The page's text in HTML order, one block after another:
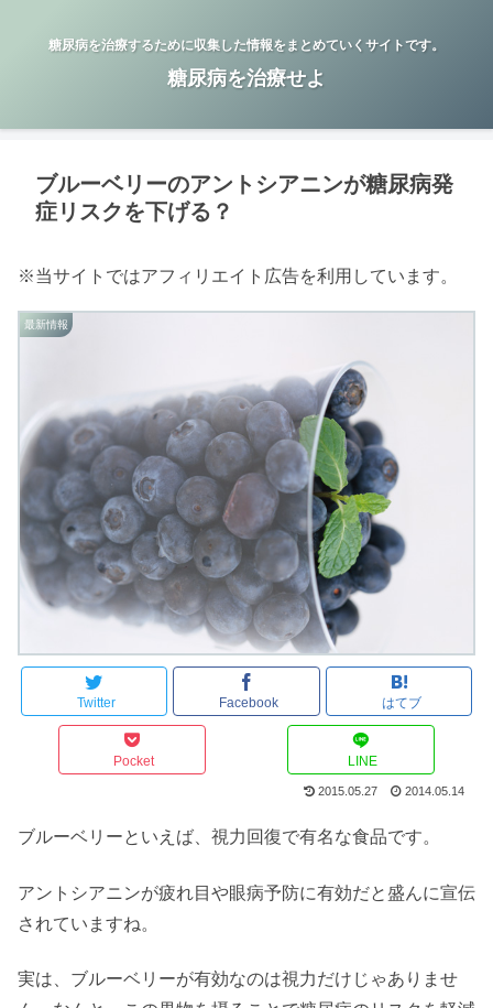
糖尿病を治療するために収集した情報をまとめていくサイトです。
糖尿病を治療せよ
ブルーベリーのアントシアニンが糖尿病発
症リスクを下げる？
※当サイトではアフィリエイト広告を利用しています。
最新情報
Twitter Facebook はてブ
Pocket LINE
2015.05.27 2014.05.14
ブルーベリーといえば、視力回復で有名な食品です。
アントシアニンが疲れ目や眼病予防に有効だと盛んに宣伝
されていますね。
実は、ブルーベリーが有効なのは視力だけじゃありませ